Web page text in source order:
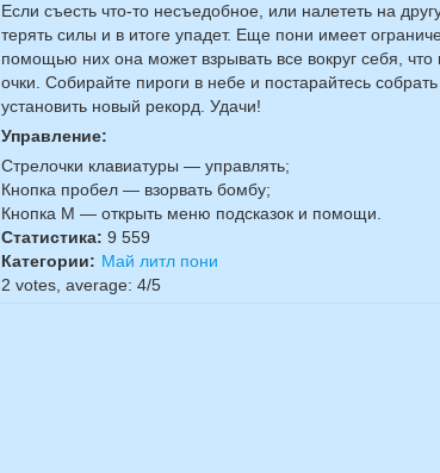
Если съесть что-то несъедобное, или налететь на
терять силы и в итоге упадет. Еще пони имеет
помощью них она может взрывать все вокруг себя,
очки. Собирайте пироги в небе и постарайтесь
установить новый рекорд. Удачи!
Управление:
Стрелочки клавиатуры — управлять;
Кнопка пробел — взорвать бомбу;
Кнопка M — открыть меню подсказок и помощи.
Статистика: 9 559
Категории: Май литл пони
2 votes, average: 4/5